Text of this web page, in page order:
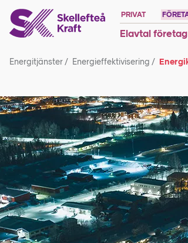
PRIVAT
Elavtal företag
Energitjänster/ Energieffektivisering /